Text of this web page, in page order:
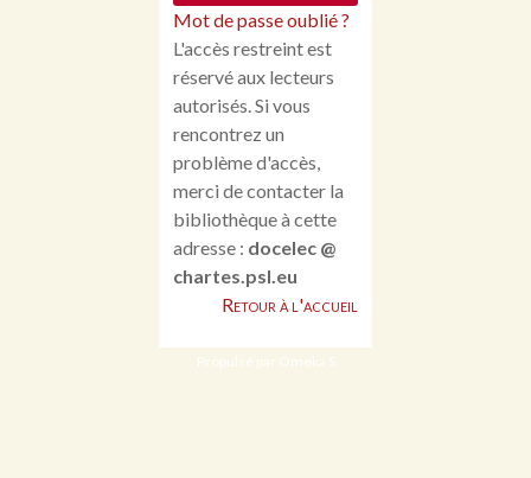
Mot de passe oublié ?
L'accès restreint est
réservé aux lecteurs
autorisés. Si vous
rencontrez un
problème d'accès,
merci de contacter la
bibliothèque à cette
adresse : docelec @
chartes.psl.eu
Retour à l'accueil
Propulsé par Omeka S